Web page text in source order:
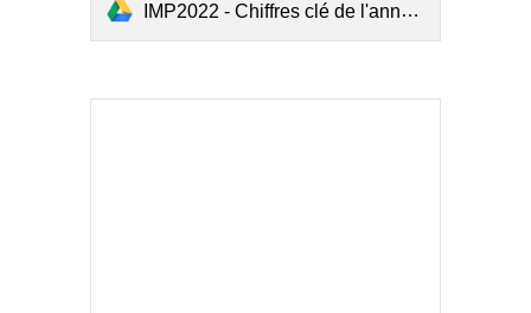
IMP2022 - Chiffres clé de l'année 2020 de l'accidentologie maritime.pdf